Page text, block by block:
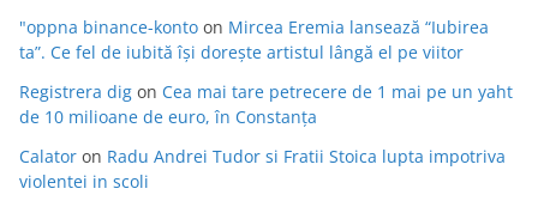
"oppna binance-konto on Mircea Eremia lansează “Iubirea
ta”. Ce fel de iubită își dorește artistul lângă el pe viitor
Registrera dig on Cea mai tare petrecere de 1 mai pe un yaht
de 10 milioane de euro, în Constanța
Calator on Radu Andrei Tudor si Fratii Stoica lupta impotriva
violentei in scoli